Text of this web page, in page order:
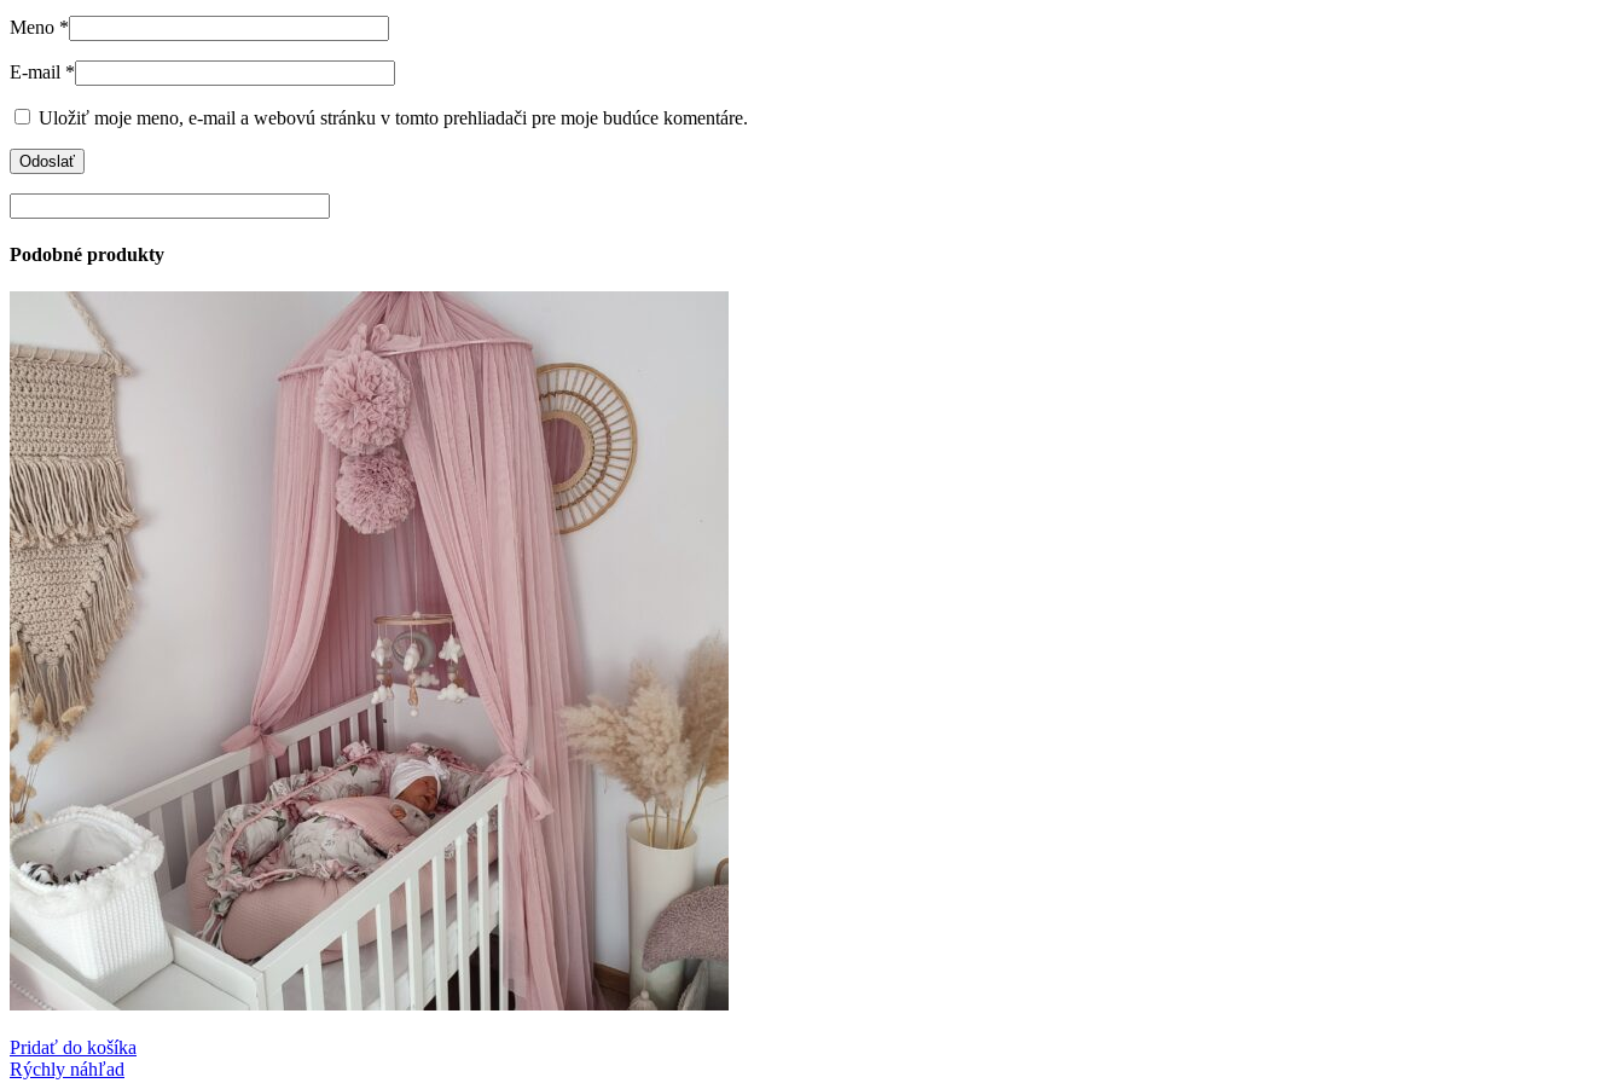
Meno *
E-mail *
Uložiť moje meno, e-mail a webovú stránku v tomto prehliadači pre moje budúce komentáre.
Podobné produkty
Pridať do košíka
Rýchly náhľad